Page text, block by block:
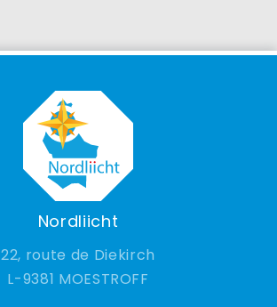
Nordliicht
22, route de Diekirch
9381 MOESTROFF